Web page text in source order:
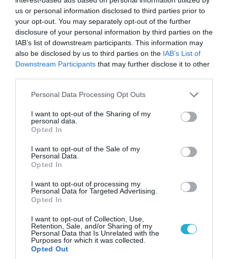
us or personal information disclosed to third parties prior to
your opt-out. You may separately opt-out of the further
disclosure of your personal information by third parties on the
IAB’s list of downstream participants. This information may
also be disclosed by us to third parties on the IAB’s List of
Downstream Participants that may further disclose it to other
Please note that this website/app uses one or more Google
not limited to your visit or usage behaviour. You may click to
grant or deny consent to Google and its third-party tags to
use your data for below specified purposes in below Google
consent section.
Personal Data Processing Opt Outs
I want to opt-out of the Sharing of my
personal data.
Opted In
I want to opt-out of the Sale of my
Personal Data.
Opted In
I want to opt-out of processing my
Personal Data for Targeted Advertising.
Opted In
I want to opt-out of Collection, Use,
Retention, Sale, and/or Sharing of my
Personal Data that Is Unrelated with the
Purposes for which it was collected.
Opted Out
06.08.2026 | 09:03
«Οι εντελώς αθώοι»: Η ανάρτηση του Αρκά για
τα ζώα που χάθηκαν στις πυρκαγιές της
Αττικής (φωτο)
04.08.2026 | 15:02
Αυτή την ώρα το τελευταίο «αντίο» στον πρώην
υπουργό Ι.Βαρβιτσιώτη (φωτο)